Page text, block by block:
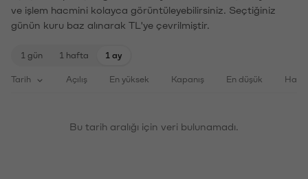
ve işlem hacmini kolayca görüntüleyebilirsiniz. Seçtiğiniz
günün kuru baz alınarak TL'ye çevrilmiştir.
1 gün 1 hafta 1 ay
Tarih Açılış En yüksek Kapanış En düşük
Bu tarih aralığı için veri bulunamadı.